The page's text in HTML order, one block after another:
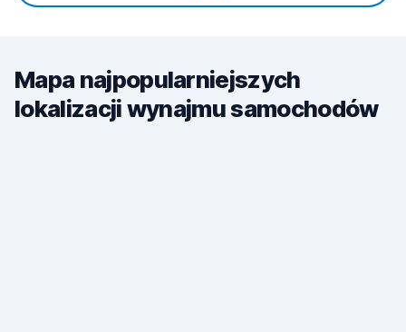
Mapa najpopularniejszych
lokalizacji wynajmu samochodów